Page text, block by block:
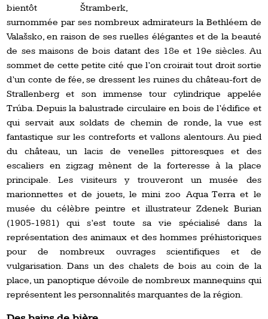
bientôt Štramberk,
surnommée par ses nombreux admirateurs la Bethléem de
Valašsko, en raison de ses ruelles élégantes et de la beauté
de ses maisons de bois datant des 18e et 19e siècles. Au
sommet de cette petite cité que l’on croirait tout droit sortie
d’un conte de fée, se dressent les ruines du château-fort de
Strallenberg et son immense tour cylindrique appelée
Trúba. Depuis la balustrade circulaire en bois de l’édifice et
qui servait aux soldats de chemin de ronde, la vue est
fantastique sur les contreforts et vallons alentours. Au pied
du château, un lacis de venelles pittoresques et des
escaliers en zigzag mènent de la forteresse à la place
principale. Les visiteurs y trouveront un musée des
marionnettes et de jouets, le mini zoo Aqua Terra et le
musée du célèbre peintre et illustrateur Zdenek Burian
(1905-1981) qui s’est toute sa vie spécialisé dans la
représentation des animaux et des hommes préhistoriques
pour de nombreux ouvrages scientifiques et de
vulgarisation. Dans un des chalets de bois au coin de la
place, un panoptique dévoile de nombreux mannequins qui
représentent les personnalités marquantes de la région.